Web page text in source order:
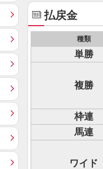
払戻金
種類
単勝
複勝
枠連
馬連
ワイド